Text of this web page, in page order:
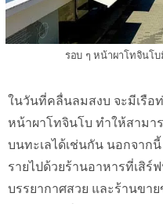
รอบ ๆ หน้าผาโทจินโ
ในวันที่คลื่นลมสงบ จะมีเรือ
หน้าผาโทจินโบ ทำให้สาม
บนทะเลได้เช่นกัน นอกจาก
รายไปด้วยร้านอาหารที่เสิร์
บรรยากาศสวย และร้านขา